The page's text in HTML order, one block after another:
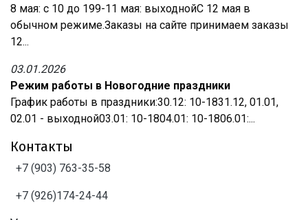
8 мая: с 10 до 199-11 мая: выходнойС 12 мая в
обычном режиме.Заказы на сайте принимаем заказы
12...
03.01.2026
Режим работы в Новогодние праздники
График работы в праздники:30.12: 10-1831.12, 01.01,
02.01 - выходной03.01: 10-1804.01: 10-1806.01:...
Контакты
+7 (903) 763-35-58
+7 (926)174-24-44